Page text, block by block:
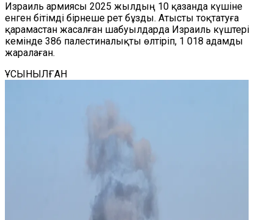
Израиль армиясы 2025 жылдың 10 қазанда күшіне
енген бітімді бірнеше рет бұзды. Атысты тоқтатуға
қарамастан жасалған шабуылдарда Израиль күштері
кемінде 386 палестиналықты өлтіріп, 1 018 адамды
жаралаған.
ҰСЫНЫЛҒАН